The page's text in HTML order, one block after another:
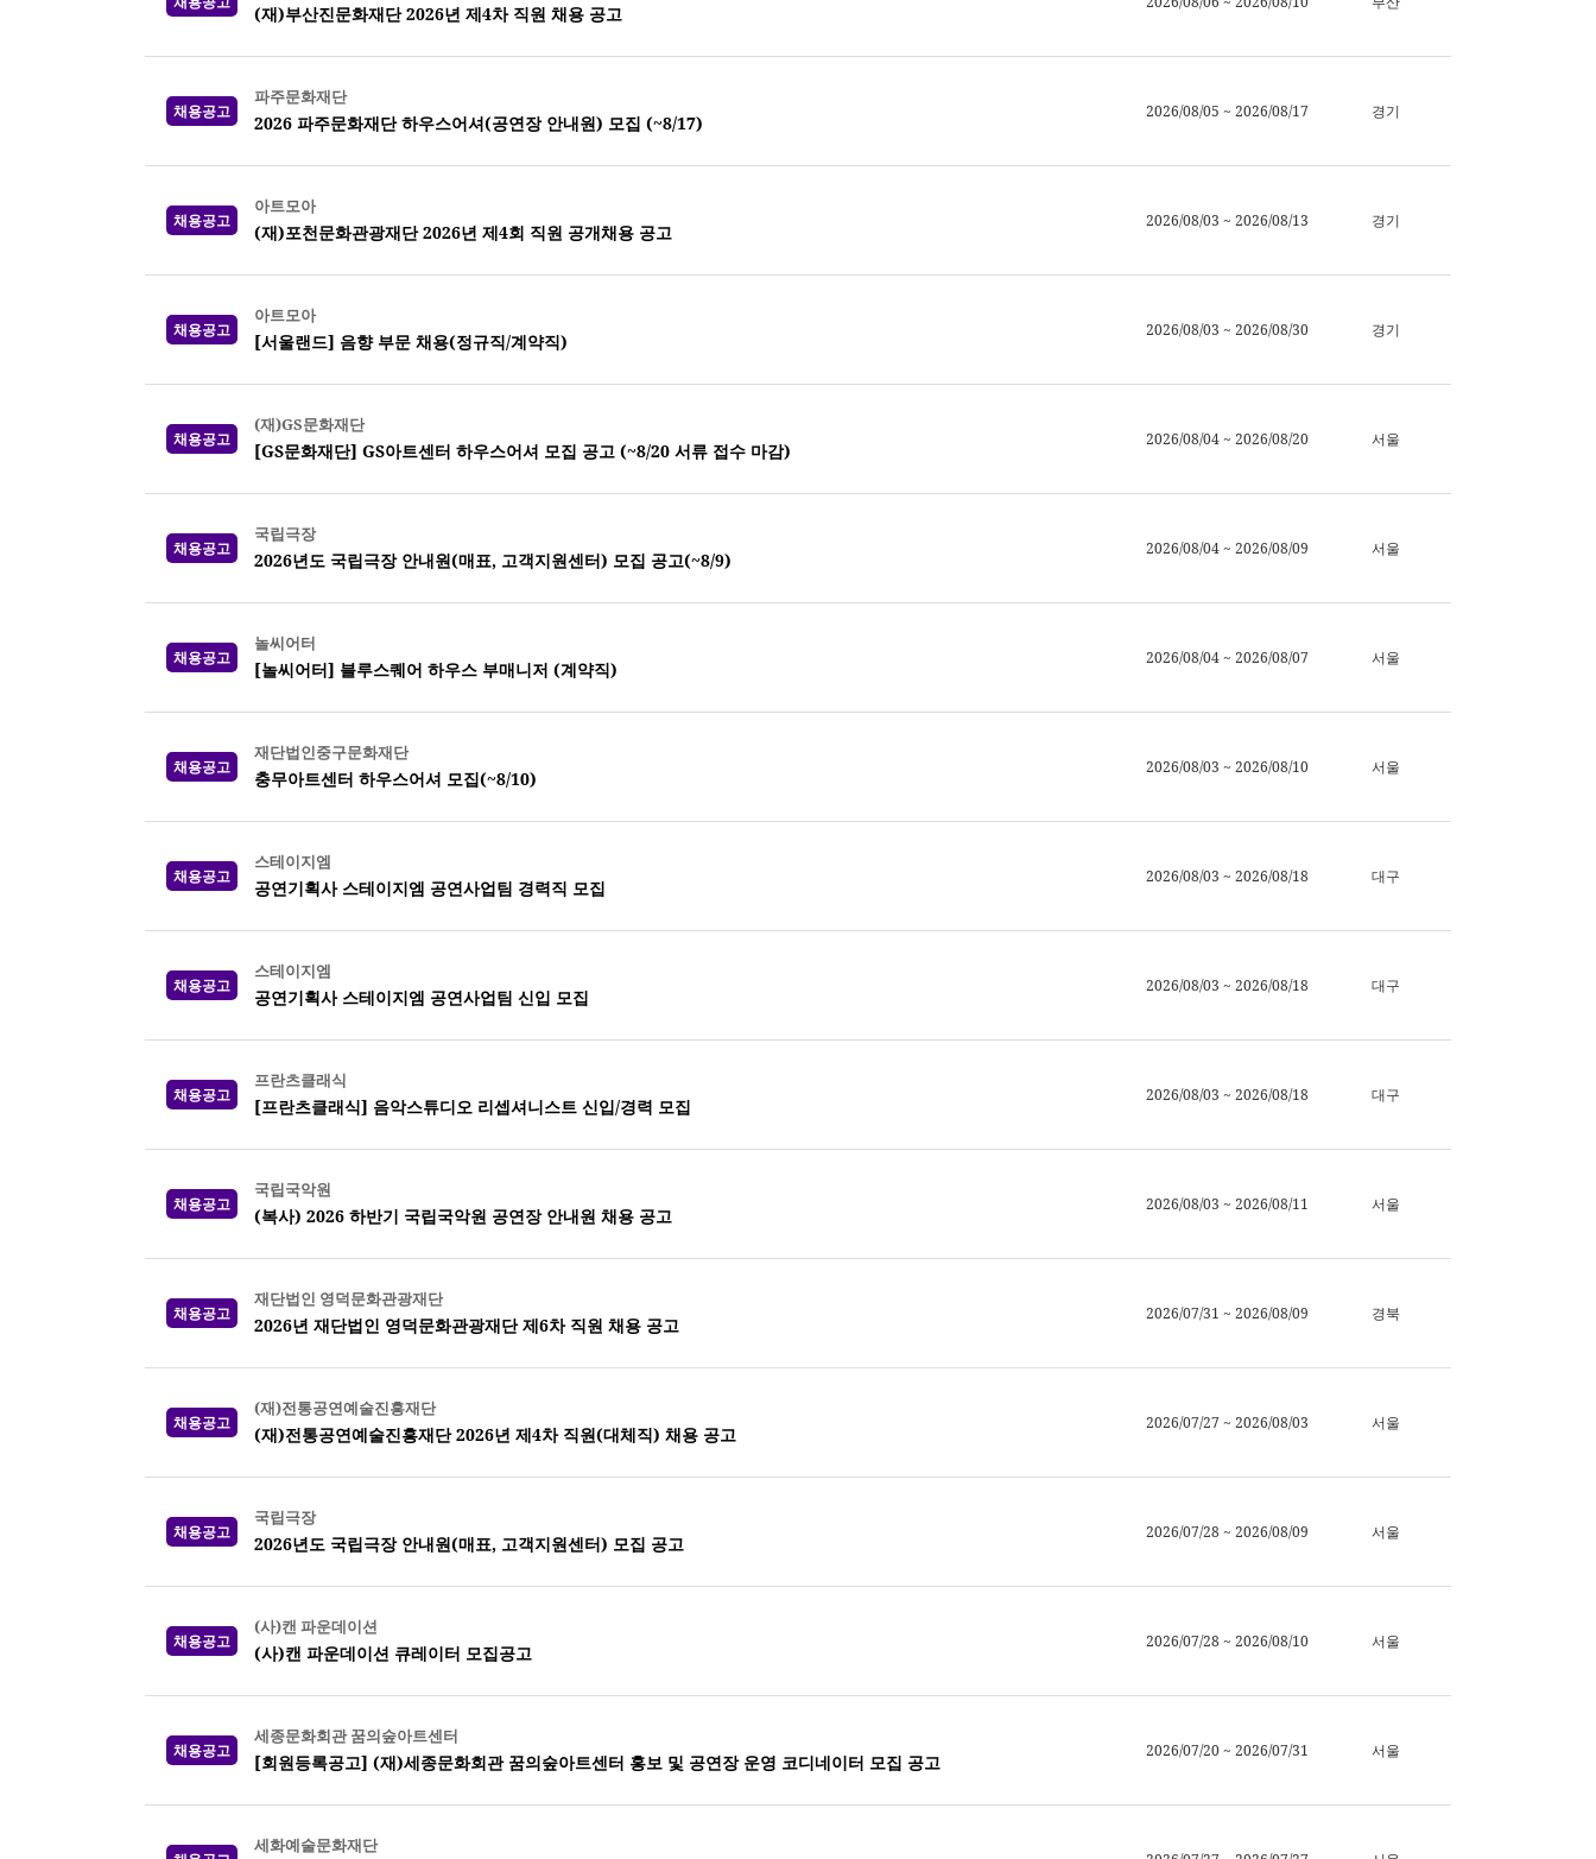
(재)부산진문화재단 2026년 제4차 직원 채용 공고
채용공고
파주문화재단
2026 파주문화재단 하우스어셔(공연장 안내원) 모집 (~8/17)
2026/08/05 ~ 2026/08/17 경기
채용공고
아트모아
(재)포천문화관광재단 2026년 제4회 직원 공개채용 공고
2026/08/03 ~ 2026/08/13 경기
채용공고
아트모아
[서울랜드] 음향 부문 채용(정규직/계약직)
2026/08/03 ~ 2026/08/30 경기
채용공고
(재)GS문화재단
[GS문화재단] GS아트센터 하우스어셔 모집 공고 (~8/20 서류 접수 마감)
2026/08/04 ~ 2026/08/20 서울
채용공고
국립극장
2026년도 국립극장 안내원(매표, 고객지원센터) 모집 공고(~8/9)
2026/08/04 ~ 2026/08/09 서울
채용공고
놀씨어터
[놀씨어터] 블루스퀘어 하우스 부매니저 (계약직)
2026/08/04 ~ 2026/08/07 서울
채용공고
재단법인중구문화재단
충무아트센터 하우스어셔 모집(~8/10)
2026/08/03 ~ 2026/08/10 서울
채용공고
스테이지엠
공연기획사 스테이지엠 공연사업팀 경력직 모집
2026/08/03 ~ 2026/08/18 대구
채용공고
스테이지엠
공연기획사 스테이지엠 공연사업팀 신입 모집
2026/08/03 ~ 2026/08/18 대구
채용공고
프란츠클래식
[프란츠클래식] 음악스튜디오 리셉셔니스트 신입/경력 모집
2026/08/03 ~ 2026/08/18 대구
채용공고
국립국악원
(복사) 2026 하반기 국립국악원 공연장 안내원 채용 공고
2026/08/03 ~ 2026/08/11 서울
채용공고
재단법인 영덕문화관광재단
2026년 재단법인 영덕문화관광재단 제6차 직원 채용 공고
2026/07/31 ~ 2026/08/09 경북
채용공고
(재)전통공연예술진흥재단
(재)전통공연예술진흥재단 2026년 제4차 직원(대체직) 채용 공고
2026/07/27 ~ 2026/08/03 서울
채용공고
국립극장
2026년도 국립극장 안내원(매표, 고객지원센터) 모집 공고
2026/07/28 ~ 2026/08/09 서울
채용공고
(사)캔 파운데이션
(사)캔 파운데이션 큐레이터 모집공고
2026/07/28 ~ 2026/08/10 서울
채용공고
세종문화회관 꿈의숲아트센터
[회원등록공고] (재)세종문화회관 꿈의숲아트센터 홍보 및 공연장 운영 코디네이터 모집 공고
2026/07/20 ~ 2026/07/31 서울
세화예술문화재단